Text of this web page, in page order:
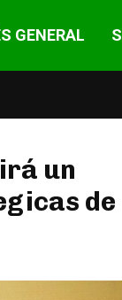
GENERAL
un
de